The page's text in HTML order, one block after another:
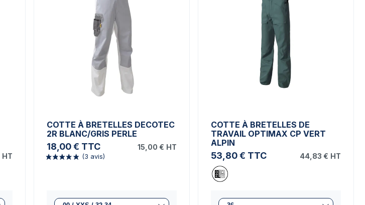
HT
COTTE À BRETELLES DECOTEC
2R BLANC/GRIS PERLE
18,00 € TTC 15,00 € HT
COTTE À BRETELLES DE
TRAVAIL OPTIMAX CP VERT
ALPIN
53,80 € TTC 44,83 € HT